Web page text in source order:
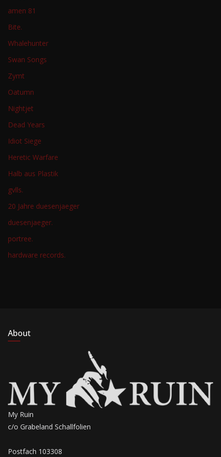
amen 81
Bite.
Whalehunter
Swan Songs
Zymt
Oatumn
Nightjet
Dead Years
Idiot Siege
Heretic Warfare
Halb aus Plastik
gvlls.
20 Jahre duesenjaeger
duesenjaeger.
portree.
hardware records.
About
My Ruin
c/o Grabeland Schallfolien
Postfach 103308